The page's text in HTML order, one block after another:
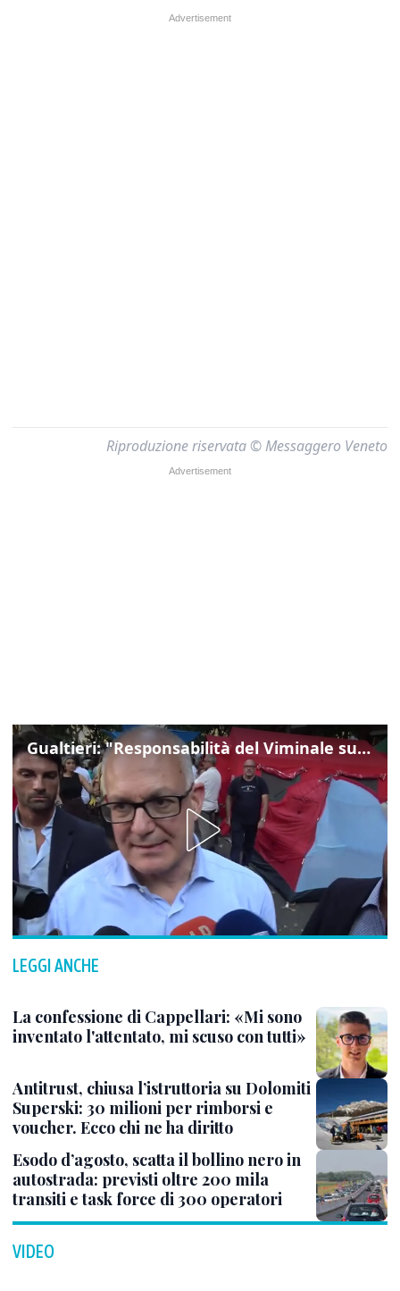
Riproduzione riservata © Messaggero Veneto
Gualtieri: "Responsabilità del Viminale su Spin Time? La posizione dei partiti è nota"
LEGGI ANCHE
La confessione di Cappellari: «Mi sono
inventato l'attentato, mi scuso con tutti»
Antitrust, chiusa l’istruttoria su Dolomiti
Superski: 30 milioni per rimborsi e
voucher. Ecco chi ne ha diritto
Esodo d’agosto, scatta il bollino nero in
autostrada: previsti oltre 200 mila
transiti e task force di 300 operatori
VIDEO